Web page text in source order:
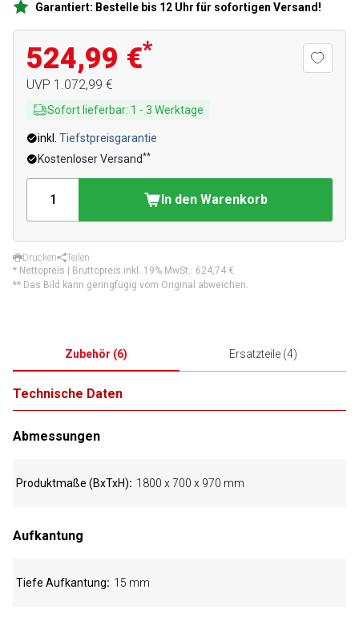
Garantiert: Bestelle bis 12 Uhr für sofortigen Versand!
524,99 €*
UVP 1.072,99 €
Sofort lieferbar: 1 - 3 Werktage
inkl. Tiefstpreisgarantie
Kostenloser Versand**
In den Warenkorb
Drucken
Teilen
* Nettopreis | Bruttopreis inkl. 19% MwSt.: 624,74 €
** Das Bild kann geringfügig vom Original abweichen.
Zubehör (6) Ersatzteile(4)
Technische Daten
Abmessungen
Produktmaße (BxTxH) 1800 x 700 x 970 mm
Aufkantung
Tiefe Aufkantung 15 mm